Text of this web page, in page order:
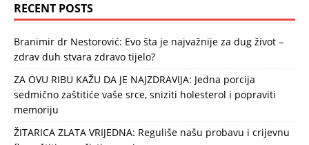
RECENT POSTS
Branimir dr Nestorović: Evo šta je najvažnije za dug život –
zdrav duh stvara zdravo tijelo?
ZA OVU RIBU KAŽU DA JE NAJZDRAVIJA: Jedna porcija
sedmično zaštitiće vaše srce, sniziti holesterol i popraviti
memoriju
ŽITARICA ZLATA VRIJEDNA: Reguliše našu probavu i crijevnu